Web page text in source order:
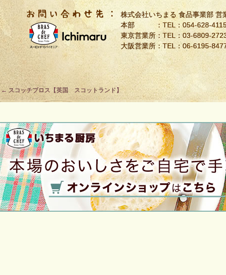
株式会社いちまる 食品事業部 営
本部 ：TEL： 054-628-
東京営業所：TEL： 03-6809-
大阪営業所：TEL：06-6195-
Post
navigation
← スコッチブロス【英国 スコットランド】